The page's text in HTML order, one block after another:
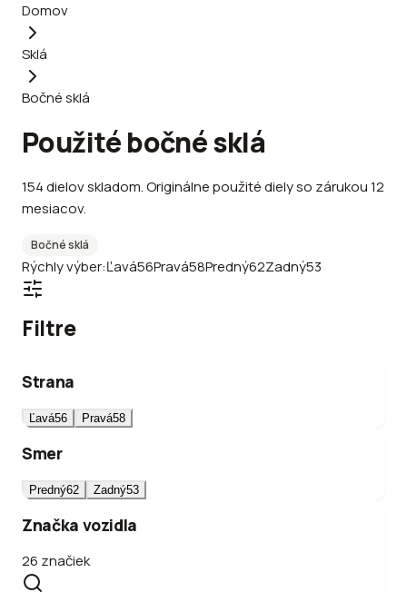
Domov
Sklá
Bočné sklá
Použité bočné sklá
154dielovskladom.Originálne použité diely so zárukou 12
mesiacov.
Bočné sklá
Rýchly výber:Ľavá56Pravá58Predný62Zadný53
Filtre
Strana
Ľavá56 Pravá58
Smer
Predný62 Zadný53
Značka vozidla
26 značiek